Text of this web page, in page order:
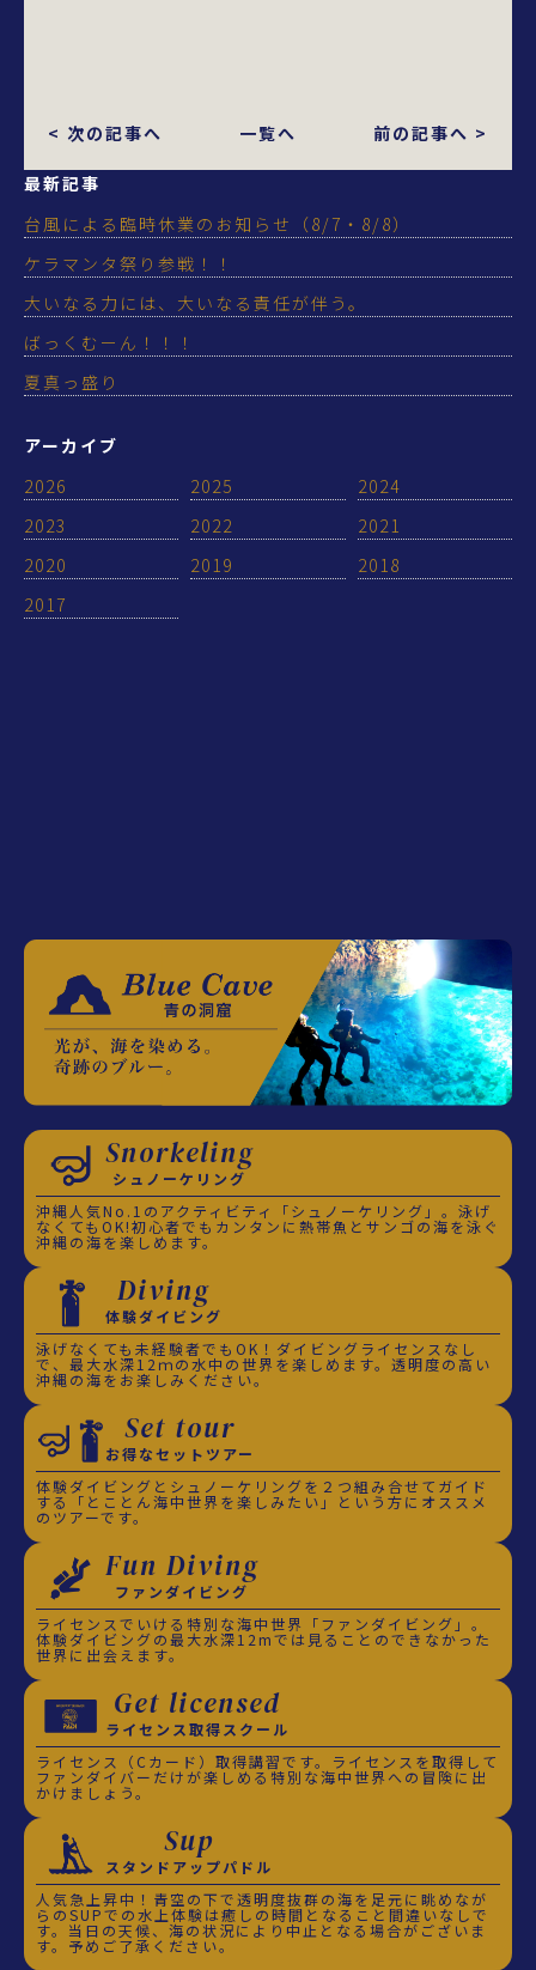
< 次の記事へ 一覧へ 前の記事へ >
最新記事
台風による臨時休業のお知らせ（8/7・8/8）
ケラマンタ祭り参戦！！
大いなる力には、大いなる責任が伴う。
ばっくむーん！！！
夏真っ盛り
アーカイブ
2026
2025
2024
2023
2022
2021
2020
2019
2018
2017
Snorkeling
シュノーケリング
沖縄人気No.1のアクティビティ「シュノーケリング」。泳げ
なくてもOK!初心者でもカンタンに熱帯魚とサンゴの海を泳ぐ
沖縄の海を楽しめます。
Diving
体験ダイビング
泳げなくても未経験者でもOK！ダイビングライセンスなし
で、最大水深12ｍの水中の世界を楽しめます。透明度の高い
沖縄の海をお楽しみください。
Set tour
お得なセットツアー
体験ダイビングとシュノーケリングを２つ組み合せてガイド
する「とことん海中世界を楽しみたい」という方にオススメ
のツアーです。
Fun Diving
ファンダイビング
ライセンスでいける特別な海中世界「ファンダイビング」。
体験ダイビングの最大水深12mでは見ることのできなかった
世界に出会えます。
Get licensed
ライセンス取得スクール
ライセンス（Cカード）取得講習です。ライセンスを取得して
ファンダイバーだけが楽しめる特別な海中世界への冒険に出
かけましょう。
Sup
スタンドアップパドル
人気急上昇中！青空の下で透明度抜群の海を足元に眺めなが
らのSUPでの水上体験は癒しの時間となること間違いなしで
す。当日の天候、海の状況により中止となる場合がございま
す。予めご了承ください。